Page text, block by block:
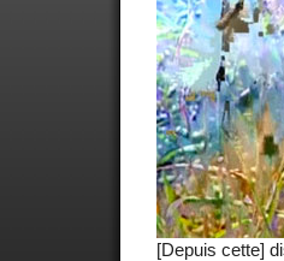
[Depuis cette]